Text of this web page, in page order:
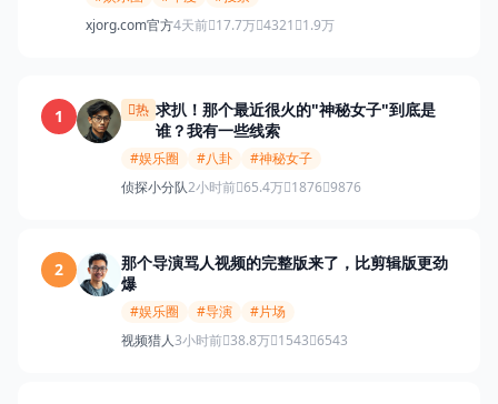
xjorg.com官方4天前 17.7万 4321 1.9万
1 热 求扒！那个最近很火的"神秘女子"到底是
谁？我有一些线索
#娱乐圈 #八卦
#神秘女子
侦探小分队2小时前 65.4万 1876 9876
2
那个导演骂人视频的完整版来了，比剪辑版更劲
爆
#娱乐圈 #导演
#片场
视频猎人3小时前 38.8万 1543 6543